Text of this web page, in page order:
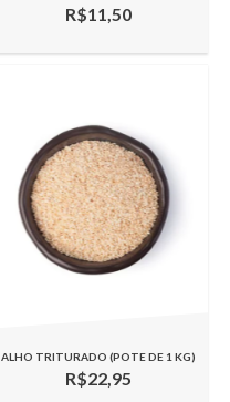
R$11,50
ALHO TRITURADO (POTE DE 1 KG)
R$22,95